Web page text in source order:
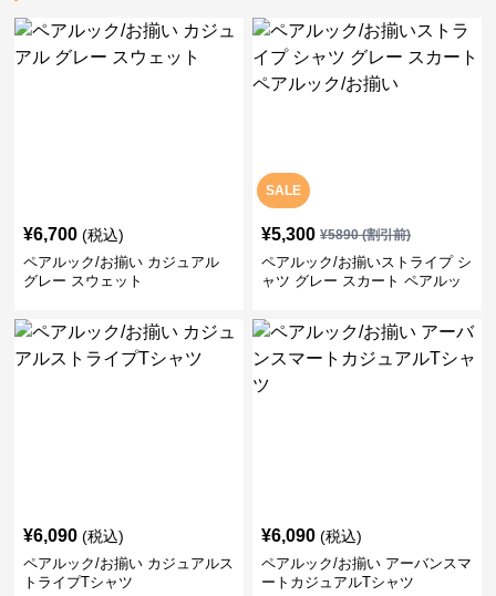
¥6,700 (税込)
ペアルック/お揃い カジュアル
グレー スウェット
SALE
¥5,300 ¥5890(割引前)
ペアルック/お揃いストライプ シ
ャツ グレー スカート ペアルッ
¥6,090 (税込)
ペアルック/お揃い カジュアルス
トライプTシャツ
¥6,090 (税込)
ペアルック/お揃い アーバンスマ
ートカジュアルTシャツ